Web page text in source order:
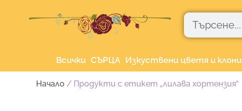
Търсене
Всички СЪРЦА Изкуствени цветя и клони
Начало / Продукти с етикет „лилава хортензия“